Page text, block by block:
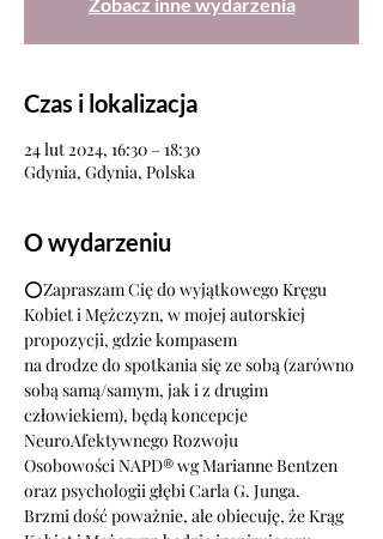
Czas i lokalizacja
24 lut 2024, 16:30 – 18:30
Gdynia, Gdynia, Polska
O wydarzeniu
⭕Zapraszam Cię do wyjątkowego Kręgu
Kobiet i Mężczyzn, w mojej autorskiej
propozycji, gdzie kompasem
na drodze do spotkania się ze sobą (zarówno
sobą samą/samym, jak i z drugim
człowiekiem), będą koncepcje
NeuroAfektywnego Rozwoju
Osobowości NAPD® wg Marianne Bentzen
oraz psychologii głębi Carla G. Junga.
Brzmi dość poważnie, ale obiecuję, że Krąg